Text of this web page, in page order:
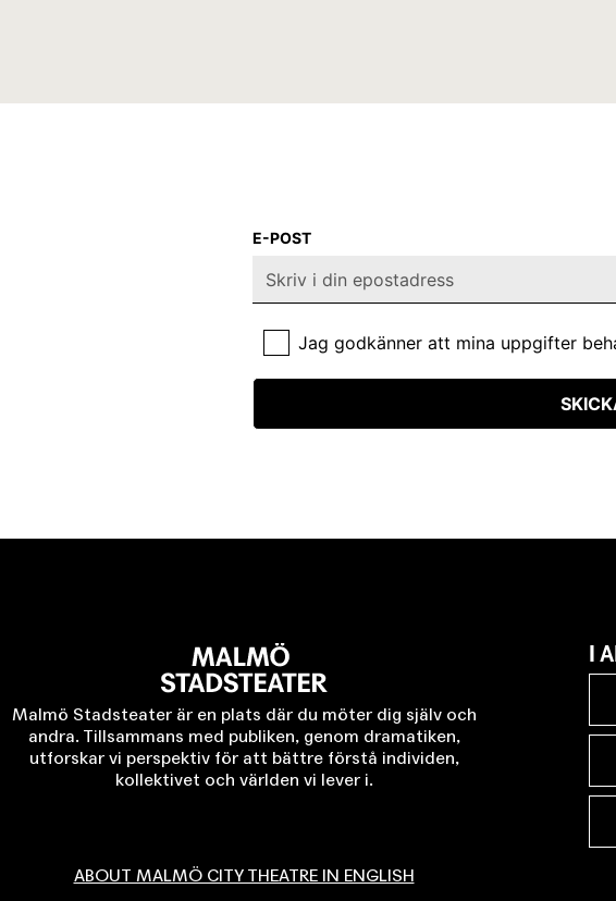
E-POST
Jag godkänner att mina uppgifter
Malmö Stadsteater är en plats där du möter dig själv och
andra. Tillsammans med publiken, genom dramatiken,
utforskar vi perspektiv för att bättre förstå individen,
kollektivet och världen vi lever i.
ABOUT MALMÖ CITY THEATRE IN ENGLISH
I